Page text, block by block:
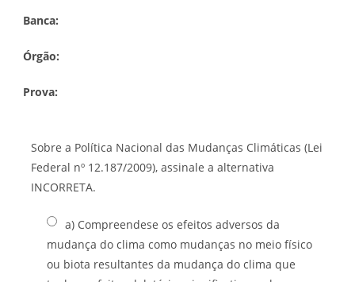
Banca:
Órgão:
Prova:
Sobre a Política Nacional das Mudanças Climáticas (Lei
Federal nº 12.187/2009), assinale a alternativa
INCORRETA.
a) Compreendese os efeitos adversos da
mudança do clima como mudanças no meio físico
ou biota resultantes da mudança do clima que